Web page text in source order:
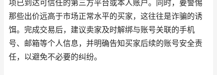
项已到达可信任的第三方平台或本人账户。同时，要警惕
那些出价远高于市场正常水平的买家，这往往是诈骗的诱
饵。完成交易后，建议卖家及时解绑与账号关联的手机
号、邮箱等个人信息，并明确告知买家后续的账号安全责
任，以避免不必要的纠纷。